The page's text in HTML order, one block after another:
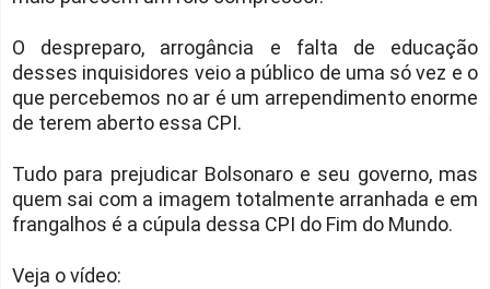
O despreparo, arrogância e falta de educação
desses inquisidores veio a público de uma só vez e o
que percebemos no ar é um arrependimento enorme
de terem aberto essa CPI.
Tudo para prejudicar Bolsonaro e seu governo, mas
quem sai com a imagem totalmente arranhada e em
frangalhos é a cúpula dessa CPI do Fim do Mundo.
Veja o vídeo: